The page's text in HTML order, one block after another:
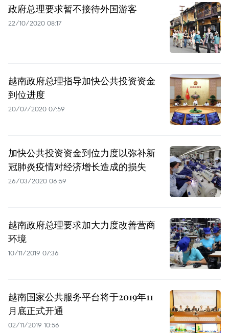
政府总理要求暂不接待外国游客
22/10/2020 08:17
越南政府总理指导加快公共投资资金
到位进度
20/07/2020 07:59
加快公共投资资金到位力度以弥补新
冠肺炎疫情对经济增长造成的损失
26/03/2020 06:59
越南政府总理要求加大力度改善营商
环境
10/11/2019 07:36
越南国家公共服务平台将于2019年11
月底正式开通
02/11/2019 10:56